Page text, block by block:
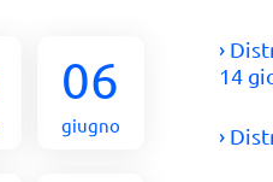
06
giugno
›
14
›